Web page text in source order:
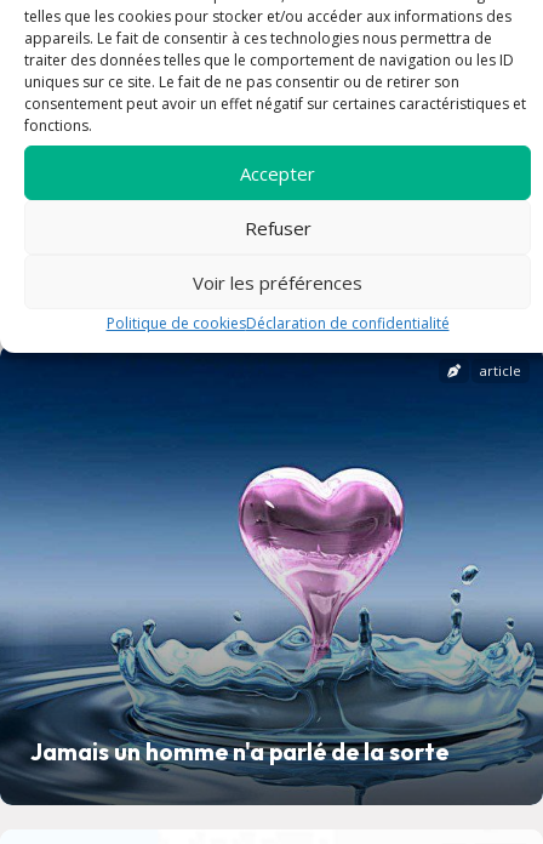
telles que les cookies pour stocker et/ou accéder aux informations des
appareils. Le fait de consentir à ces technologies nous permettra de
traiter des données telles que le comportement de navigation ou les ID
uniques sur ce site. Le fait de ne pas consentir ou de retirer son
consentement peut avoir un effet négatif sur certaines caractéristiques et
fonctions.
Accepter
Refuser
Voir les préférences
Politique de cookiesDéclaration de confidentialité
Jamais un homme n'a parlé de la sorte
article